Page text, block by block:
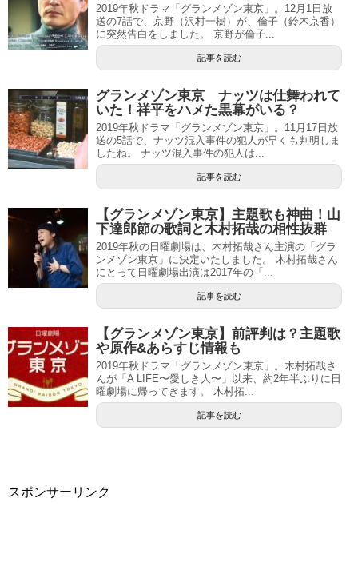
2019年秋ドラマ「グランメゾン東京」。12月1日放
送の7話で、京野（沢村一樹）が、倫子（鈴木京香）
に突然告白をしました。 京野が倫子...
記事を読む
グランメゾン東京 ナッツは仕舞われて
いた！祥平をハメた黒幕がいる？
2019年秋ドラマ「グランメゾン東京」。11月17日放
送の5話で、ナッツ混入事件の犯人が早くも判明しま
したね。 ナッツ混入事件の犯人は...
記事を読む
【グランメゾン東京】主題歌も神曲！山
下達郎節の歌詞と木村拓哉の相性抜群
2019年秋の日曜劇場は、木村拓哉さん主演の「グラ
ンメゾン東京」に決定いたしました。 木村拓哉さん
にとって日曜劇場出演は2017年の「...
記事を読む
【グランメゾン東京】前評判は？主題歌
や原作&あらすじ情報も
2019年秋ドラマ「グランメゾン東京」。木村拓哉さ
んが「A LIFE〜愛しき人〜」以来、約2年半ぶりに日
曜劇場に帰ってきます。 木村拓...
記事を読む
スポンサーリンク